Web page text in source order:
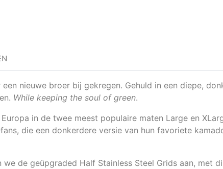
een nieuwe broer bij gekregen. Gehuld in een diepe,
While keeping the soul of green.
in de twee meest populaire maten Large en
die een donkerdere versie van hun favoriete
we de geüpgraded Half Stainless Steel Grids aan, met